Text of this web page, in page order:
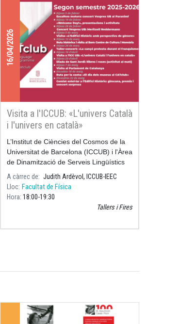
16/04/2026
Visita a l'ICCUB: «L'univers Català
i l'univers en català»
L’Institut de Ciències del Cosmos de la
Universitat de Barcelona (ICCUB) i l'Àrea
de Dinamització de Serveis Lingüístics
UB organitzen una activitat especial
adreçada als estudiants de mobilitat (p
A càrrec de
Judith Ardèvol, ICCUB-IEEC
Lloc Facultat de Física
Hora 18:00 19:30
Tallers i Fires